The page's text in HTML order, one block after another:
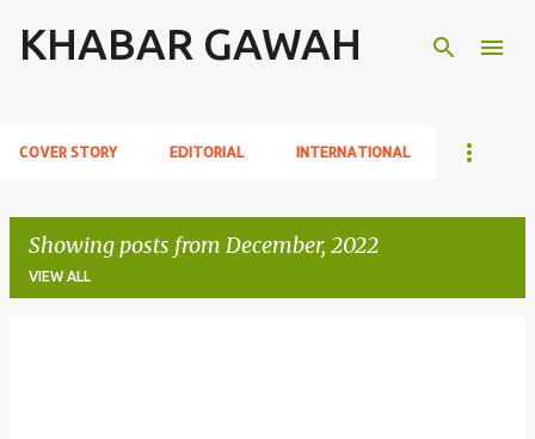
Skip to main content
KHABAR GAWAH
COVER STORY EDITORIAL INTERNATIONAL
Showing posts from December, 2022
VIEW ALL